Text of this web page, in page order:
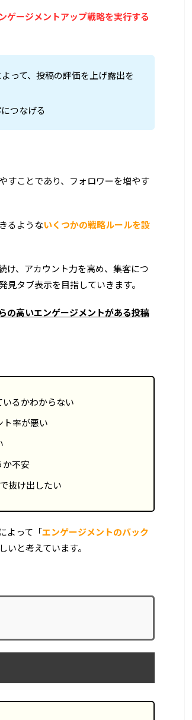
ゲージメントアップ戦略を実行する
って、投稿の評価を上げ露出を
つなげる
すことであり、フォロワーを増やす
るようないくつかの戦略ルールを設
け、アカウント力を高め、集客につ
タブ表示を目指していきます。
の高いエンゲージメントがある投稿
るかわからない
ト率が悪い
か不安
抜け出したい
よって「エンゲージメントのバック
と考えています。